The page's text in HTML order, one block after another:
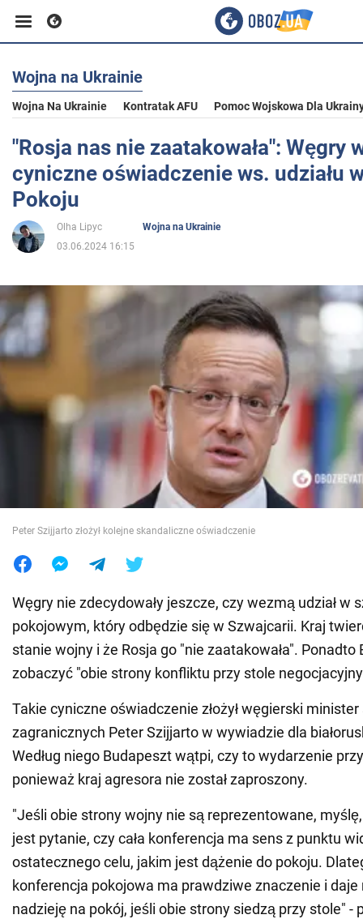
Biznes
Sport
Rozrywka
Życie
Polityka
Społeczeństwo
Wojna na Ukrainie
Jedzenie
Wojna na Ukrainie
Wojna Na Ukrainie Kontratak AFU Pomoc Wojskowa Dla
"Rosja nas nie zaatakowała": Węgry
cyniczne oświadczenie ws. udziału
Pokoju
Olha Lipyc
Wojna na Ukrainie
03.06.2024 16:15
Peter Szijjarto złożył kolejne skandaliczne oświadczenie
Węgry nie zdecydowały jeszcze, czy wezmą udział w
pokojowym, który odbędzie się w Szwajcarii. Kraj
stanie wojny i że Rosja go "nie zaatakowała". Ponadto
zobaczyć "obie strony konfliktu przy stole
Takie cyniczne oświadczenie złożył węgierski
zagranicznych Peter Szijjarto w wywiadzie dla
Według niego Budapeszt wątpi, czy to wydarzenie
ponieważ kraj agresora nie został zaproszony.
"Jeśli obie strony wojny nie są reprezentowane,
jest pytanie, czy cała konferencja ma sens z punktu
ostatecznego celu, jakim jest dążenie do pokoju.
konferencja pokojowa ma prawdziwe znaczenie i
nadzieję na pokój, jeśli obie strony siedzą przy stole" -